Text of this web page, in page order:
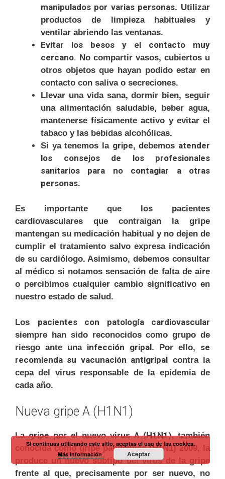
manipulados por varias personas. Utilizar
productos de limpieza habituales y
ventilar abriendo las ventanas.
Evitar los besos y el contacto muy
cercano. No compartir vasos, cubiertos u
otros objetos que hayan podido estar en
contacto con saliva o secreciones.
Llevar una vida sana, dormir bien, seguir
una alimentación saludable, beber agua,
mantenerse físicamente activo y evitar el
tabaco y las bebidas alcohólicas.
Si ya tenemos la gripe, debemos atender
los consejos de los profesionales
sanitarios para no contagiar a otras
personas.
Es importante que los pacientes
cardiovasculares que contraigan la gripe
mantengan su medicación habitual y no dejen de
cumplir el tratamiento salvo expresa indicación
de su cardiólogo. Asimismo, debemos consultar
al médico si notamos sensación de falta de aire
o percibimos cualquier cambio significativo en
nuestro estado de salud.
Los pacientes con patología cardiovascular
siempre han sido reconocidos como grupo de
riesgo ante una infección gripal. Por ello, se
recomienda su vacunación antigripal contra la
cepa del virus responsable de la epidemia de
cada año.
Nueva gripe A (H1N1)
Lagripepor el nuevo virusA (H1N1), también
conocida como gripe pandémica (H1N1) 2009, la
produce un nuevo subtipo del virus de la gripe
frente al que, precisamente por ser nuevo, no
Si continuas utilizando este sitio, aceptas el uso de las cookies.
Más información
Aceptar